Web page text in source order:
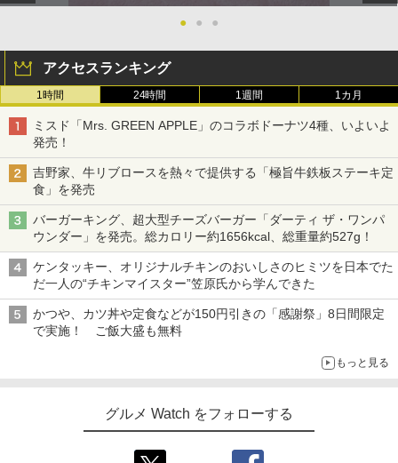
● ● ●
アクセスランキング
1時間 24時間 1週間 1カ月
ミスド「Mrs. GREEN APPLE」のコラボドーナツ4種、いよいよ
発売！
吉野家、牛リブロースを熱々で提供する「極旨牛鉄板ステーキ定
食」を発売
バーガーキング、超大型チーズバーガー「ダーティ ザ・ワンパ
ウンダー」を発売。総カロリー約1656kcal、総重量約527g！
ケンタッキー、オリジナルチキンのおいしさのヒミツを日本でた
だ一人の“チキンマイスター”笠原氏から学んできた
かつや、カツ丼や定食などが150円引きの「感謝祭」8日間限定
で実施！ ご飯大盛も無料
もっと見る
グルメ Watch をフォローする